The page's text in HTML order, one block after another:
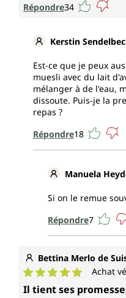
Répondre34
Kerstin
Est-ce que je peux
muesli avec du lait
mélanger à de l'eau,
dissoute. Puis-je la
repas ?
Répondre18
Manuela
Si on le remue
Répondre7
Bettina Merlo de
Note moyenne de 5
Achat
Il tient ses